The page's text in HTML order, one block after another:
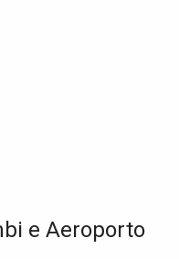
e Aeroporto